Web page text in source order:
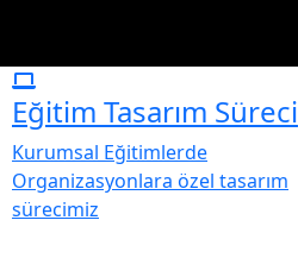
Eğitim Tasarım Süreci
Kurumsal Eğitimlerde
Organizasyonlara özel tasarım
sürecimiz